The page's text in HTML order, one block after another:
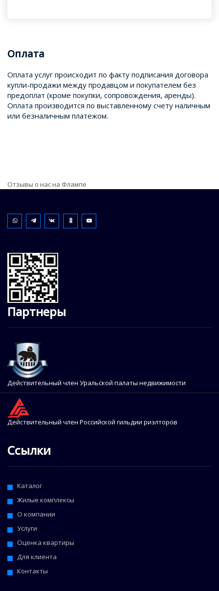
Оплата
Оплата услуг происходит по факту подписания договора
купли-продажи между продавцом и покупателем без
предоплат (кроме покупки, сопровождения, аренды).
Оплата производится по выставленному счету наличным
или безналичным платежом.
Отзывы о нас на Флампе
Партнеры
Действительный член Уральской палаты недвижимости
Действительный член Российской гильдии риэлторов
Ссылки
Каталог
Жилые комплексы
О компании
Услуги
Оценка квартиры
Для клиента
Контакты